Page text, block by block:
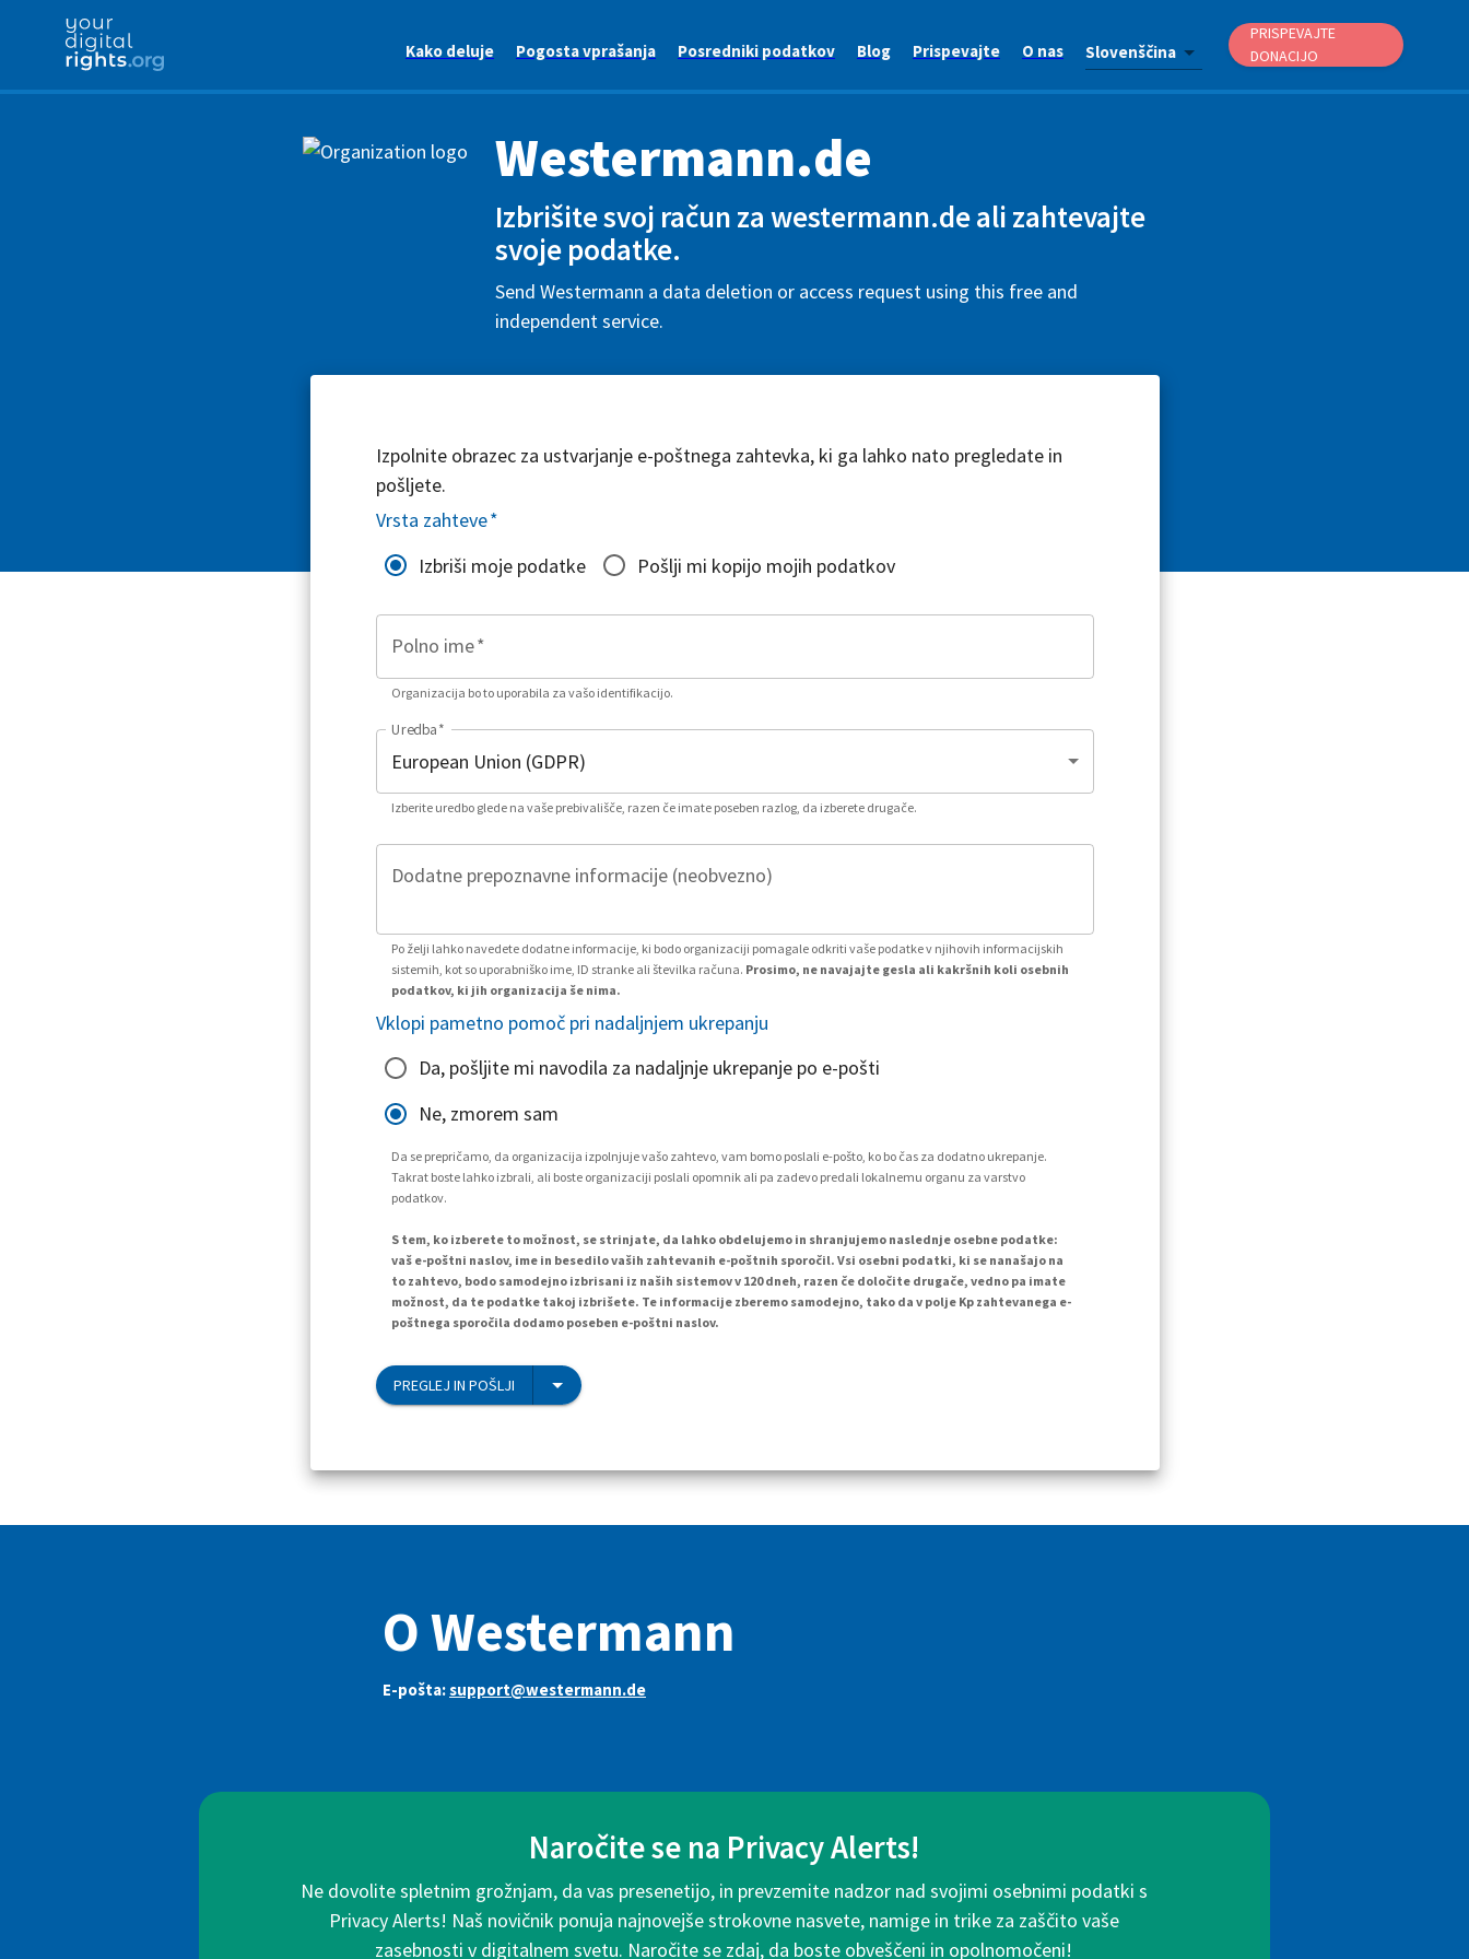
Kako deluje Pogosta vprašanja Posredniki podatkov Blog Prispevajte O nas Slovenščina
PRISPEVAJTE
DONACIJO
Westermann.de
Izbrišite svoj račun za westermann.de ali zahtevajte
svoje podatke.
Send Westermann a data deletion or access request using this free and
independent service.
Izpolnite obrazec za ustvarjanje e-poštnega zahtevka, ki ga lahko nato pregledate in
pošljete.
Vrsta zahteve*
Izbriši moje podatke
Pošlji mi kopijo mojih podatkov
Polno ime*
Organizacija bo to uporabila za vašo identifikacijo.
Uredba*
Izberite uredbo glede na vaše prebivališče, razen če imate poseben razlog, da izberete drugače.
Dodatne prepoznavne informacije (neobvezno)
Po želji lahko navedete dodatne informacije, ki bodo organizaciji pomagale odkriti vaše podatke v njihovih informacijskih
sistemih, kot so uporabniško ime, ID stranke ali številka računa. Prosimo, ne navajajte gesla ali kakršnih koli osebnih
podatkov, ki jih organizacija še nima.
Vklopi pametno pomoč pri nadaljnjem ukrepanju
Da, pošljite mi navodila za nadaljnje ukrepanje po e-pošti
Ne, zmorem sam
Da se prepričamo, da organizacija izpolnjuje vašo zahtevo, vam bomo poslali e-pošto, ko bo čas za dodatno ukrepanje.
Takrat boste lahko izbrali, ali boste organizaciji poslali opomnik ali pa zadevo predali lokalnemu organu za varstvo
podatkov.
S tem, ko izberete to možnost, se strinjate, da lahko obdelujemo in shranjujemo naslednje osebne podatke:
vaš e-poštni naslov, ime in besedilo vaših zahtevanih e-poštnih sporočil. Vsi osebni podatki, ki se nanašajo na
to zahtevo, bodo samodejno izbrisani iz naših sistemov v 120 dneh, razen če določite drugače, vedno pa imate
možnost, da te podatke takoj izbrišete. Te informacije zberemo samodejno, tako da v polje Kp zahtevanega e-
poštnega sporočila dodamo poseben e-poštni naslov.
PREGLEJ IN POŠLJI
O Westermann
E-pošta:support@westermann.de
Naročite se na Privacy Alerts!
Ne dovolite spletnim grožnjam, da vas presenetijo, in prevzemite nadzor nad svojimi osebnimi podatki s
Privacy Alerts! Naš novičnik ponuja najnovejše strokovne nasvete, namige in trike za zaščito vaše
zasebnosti v digitalnem svetu. Naročite se zdaj, da boste obveščeni in opolnomočeni!